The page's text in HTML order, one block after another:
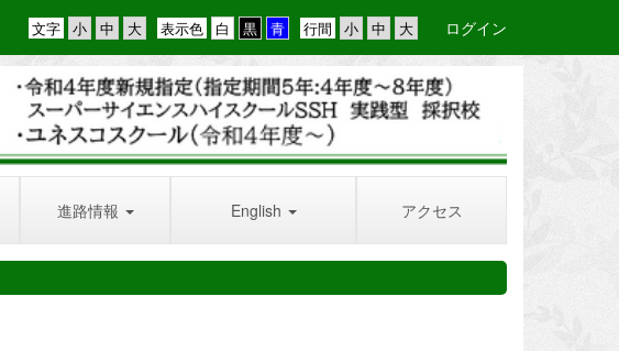
行間
表示色
文字 ログイン
進路情報 English アクセス